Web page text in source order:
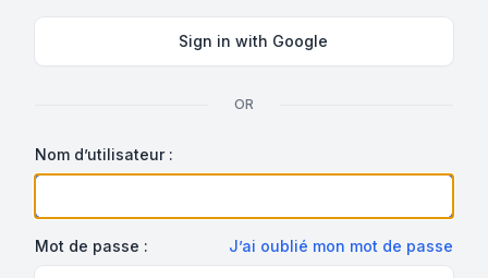
Sign in with Google
OR
Nom d’utilisateur :
Mot de passe : J’ai oublié mon mot de passe